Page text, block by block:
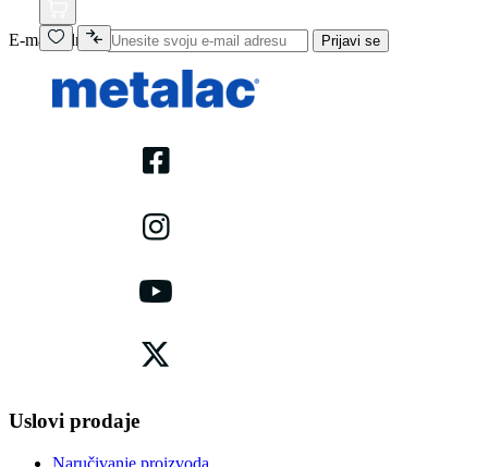
E-mail adresa Prijavi se
Uslovi prodaje
Naručivanje proizvoda